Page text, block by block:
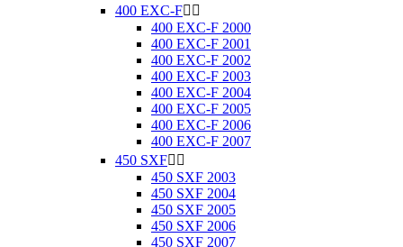
400 EXC-F 
400 EXC-F 2000
400 EXC-F 2001
400 EXC-F 2002
400 EXC-F 2003
400 EXC-F 2004
400 EXC-F 2005
400 EXC-F 2006
400 EXC-F 2007
450 SXF 
450 SXF 2003
450 SXF 2004
450 SXF 2005
450 SXF 2006
450 SXF 2007